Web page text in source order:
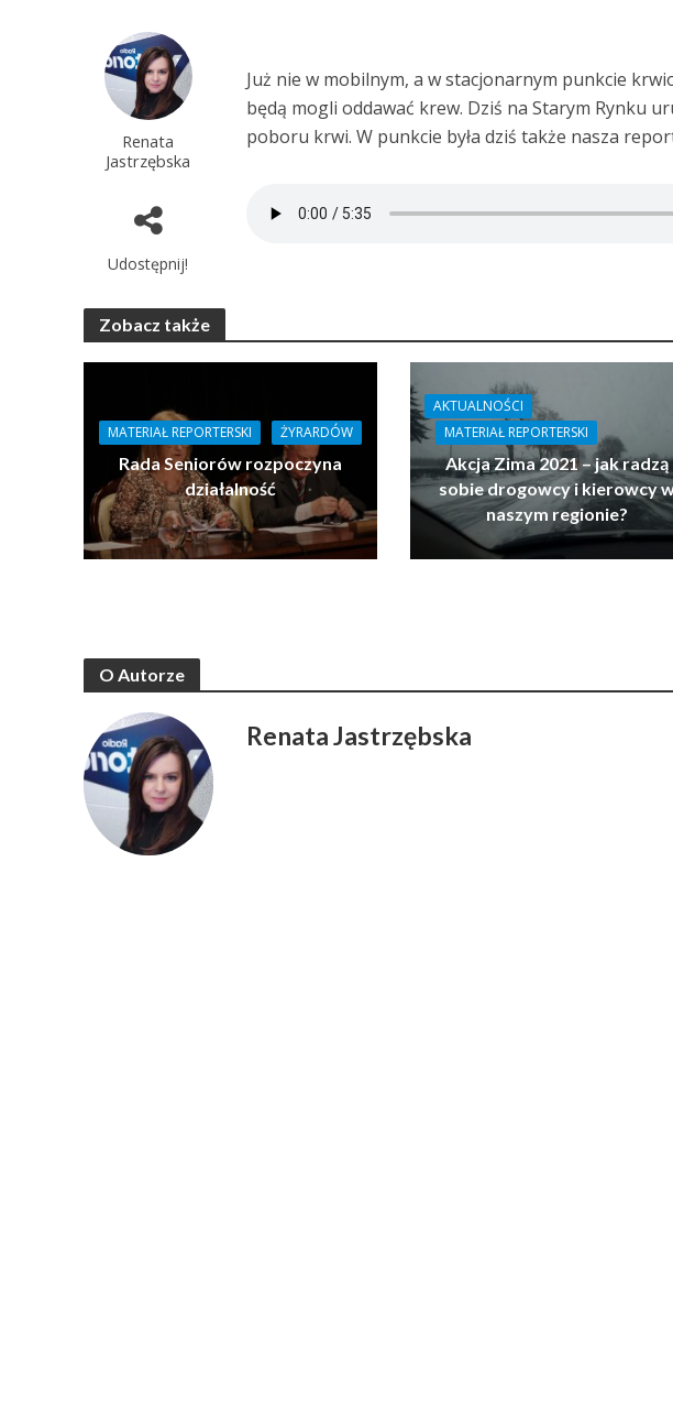
Renata
Jastrzębska
Udostępnij!
Już nie w mobilnym, a w stacjonarnym punkcie
będą mogli oddawać krew. Dziś na Starym Rynku
poboru krwi. W punkcie była dziś także nasza
Zobacz także
MATERIAŁ REPORTERSKI ŻYRARDÓW
Rada Seniorów rozpoczyna
działalność
AKTUALNOŚCI
MATERIAŁ REPORTERSKI
Akcja Zima 2021 – jak radzą
sobie drogowcy i kierowcy
naszym regionie?
O Autorze
Renata Jastrzębska